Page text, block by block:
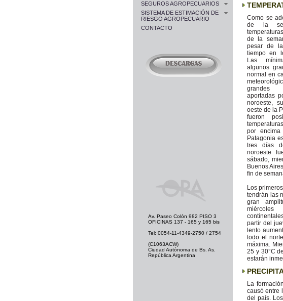
SEGUROS AGROPECUARIOS
SISTEMA DE ESTIMACIÓN DE
RIESGO AGROPECUARIO
CONTACTO
Como se
de la
de la
pesar de
tiempo en
Las
algunos
normal en
grandes
aportadas
noroeste,
oeste de la
fueron
por
Patagonia
tres días
noroeste
sábado,
Buenos
fin de
Los
tendrán las
gran
partir del
lento
todo el
máxima.
25 y 30°C
estarán
La
causó entre
del país.
Av. Paseo Colón 982 PISO 3
OFICINAS 137 - 165 y 165 bis
Tel: 0054-11-4349-2750 / 2754
(C1063ACW)
Ciudad Autónoma de Bs. As.
República Argentina